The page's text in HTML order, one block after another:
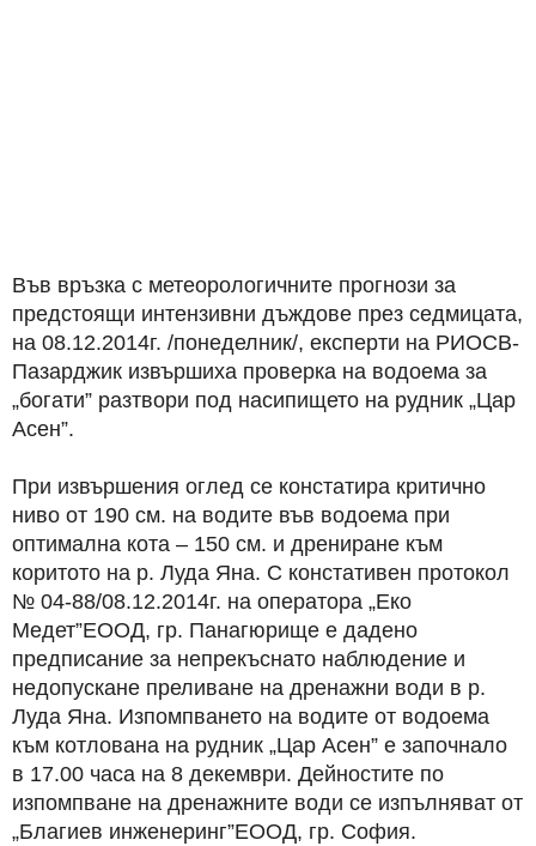
Във връзка с метеорологичните прогнози за
предстоящи интензивни дъждове през седмицата,
на 08.12.2014г. /понеделник/, експерти на РИОСВ-
Пазарджик извършиха проверка на водоема за
„богати” разтвори под насипището на рудник „Цар
Асен”.
При извършения оглед се констатира критично
ниво от 190 см. на водите във водоема при
оптимална кота – 150 см. и дрениране към
коритото на р. Луда Яна. С констативен протокол
№ 04-88/08.12.2014г. на оператора „Еко
Медет”ЕООД, гр. Панагюрище е дадено
предписание за непрекъснато наблюдение и
недопускане преливане на дренажни води в р.
Луда Яна. Изпомпването на водите от водоема
към котлована на рудник „Цар Асен” е започнало
в 17.00 часа на 8 декември. Дейностите по
изпомпване на дренажните води се изпълняват от
„Благиев инженеринг”ЕООД, гр. София.